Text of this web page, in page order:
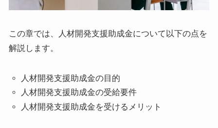
この章では、人材開発支援助成金について以下の点を
解説します。
人材開発支援助成金の目的
人材開発支援助成金の受給要件
人材開発支援助成金を受けるメリット